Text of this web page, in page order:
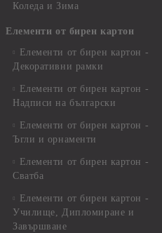
Коледа и Зима
Елементи от бирен картон
Елементи от бирен картон -
Декоративни рамки
Елементи от бирен картон -
Надписи на български
Елементи от бирен картон -
Ъгли и орнаменти
Елементи от бирен картон -
Сватба
Елементи от бирен картон -
Училище, Дипломиране и
Завършване